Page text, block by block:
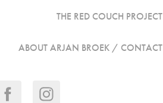
THE RED COUCH PROJECT
ABOUT ARJAN BROEK / CONTACT